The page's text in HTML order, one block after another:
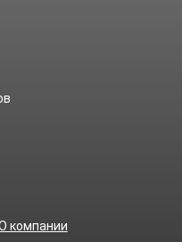
компании